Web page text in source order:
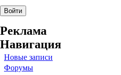
Реклама
Навигация
Новые записи
Форумы